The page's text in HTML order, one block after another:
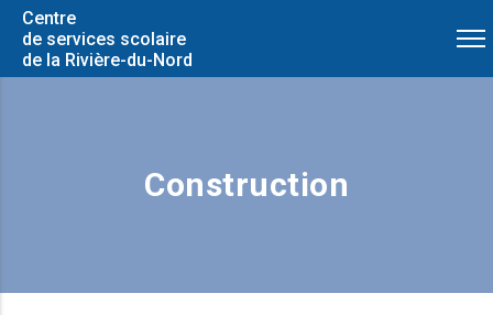
Centre
de services scolaire
de la Rivière-du-Nord
Construction